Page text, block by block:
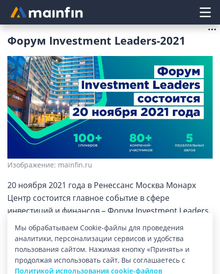
Главное меню
Форум Investment Leaders-2021
Изображение: mainfin.ru
20 ноября 2021 года в Ренессанс Москва Монарх
Центр состоится главное событие в сфере
инвестиций и финансов – Форум Investment Leaders.
Посетители смогут изучить стратегии лидеров
рынка, познакомиться с трендами мираинвестиций
а также открыть для себя новые привлекательные
рынки.
Мы обрабатываем Cookie-файлы для проведения
аналитики, персонализации сервисов и удобства
пользования сайтом. Нажимая кнопку «Принять» и
продолжая использовать сайт, Вы соглашаетесь с
Политикой использования cookie-файлов